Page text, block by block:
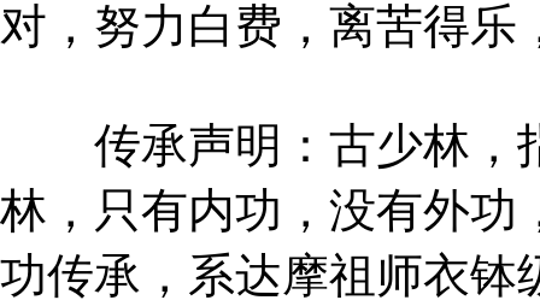
对，努力白费，离苦得乐
传承声明：古少林，
林，只有内功，没有外功
功传承，系达摩祖师衣钵